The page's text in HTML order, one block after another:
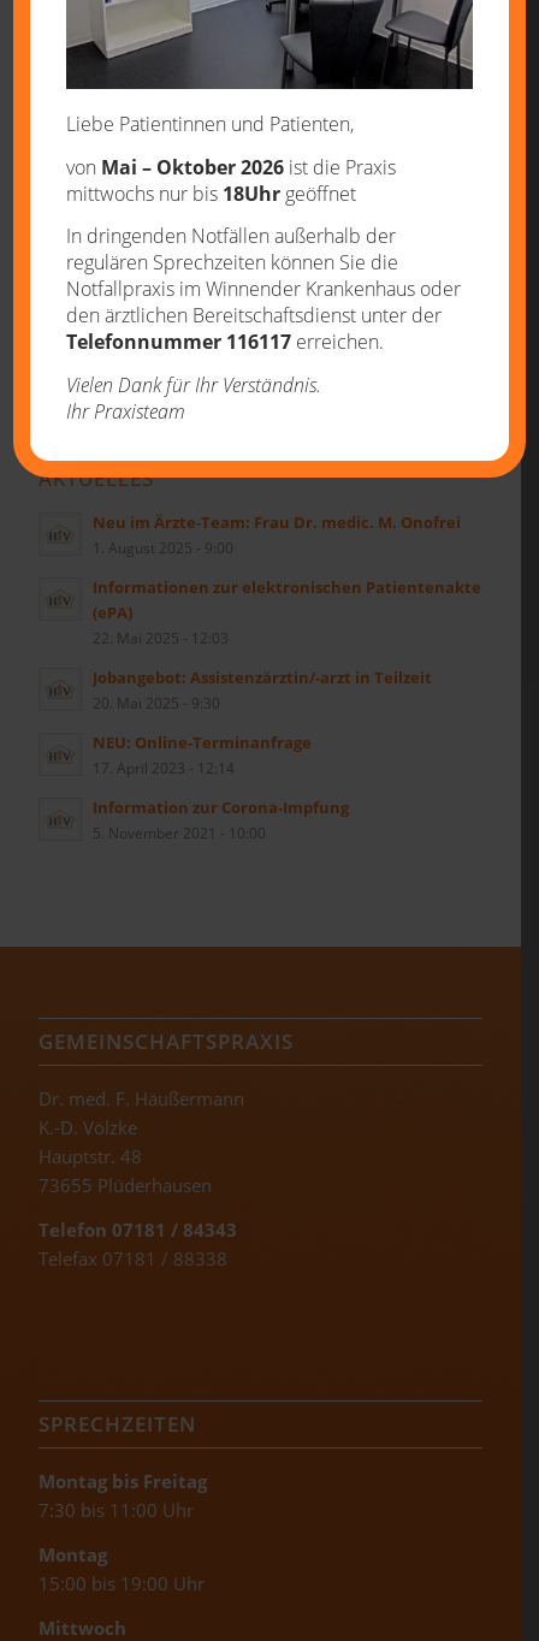
22. MAI 2018 / VONSTEPHAN BOGUSCH
Eintrag teilen
AKTUELLES
Neu im Ärzte-Team: Frau Dr. medic. M. Onofrei
1. August 2025 - 9:00
Informationen zur elektronischen Patientenakte
(ePA)
22. Mai 2025 - 12:03
Jobangebot: Assistenzärztin/-arzt in Teilzeit
20. Mai 2025 - 9:30
NEU: Online-Terminanfrage
17. April 2023 - 12:14
Information zur Corona-Impfung
5. November 2021 - 10:00
GEMEINSCHAFTSPRAXIS
Dr. med. F. Häußermann
K.-D. Völzke
Hauptstr. 48
73655 Plüderhausen
Telefon 07181 / 84343
Telefax 07181 / 88338
SPRECHZEITEN
Montag bis Freitag
7:30 bis 11:00 Uhr
Montag
15:00 bis 19:00 Uhr
Mittwoch
Liebe Patientinnen und Patienten,
von Mai – Oktober 2026 ist die Praxis
mittwochs nur bis 18Uhr geöffnet
In dringenden Notfällen außerhalb der
regulären Sprechzeiten können Sie die
Notfallpraxis im Winnender Krankenhaus oder
den ärztlichen Bereitschaftsdienst unter der
Telefonnummer 116117 erreichen.
Vielen Dank für Ihr Verständnis.
Ihr Praxisteam